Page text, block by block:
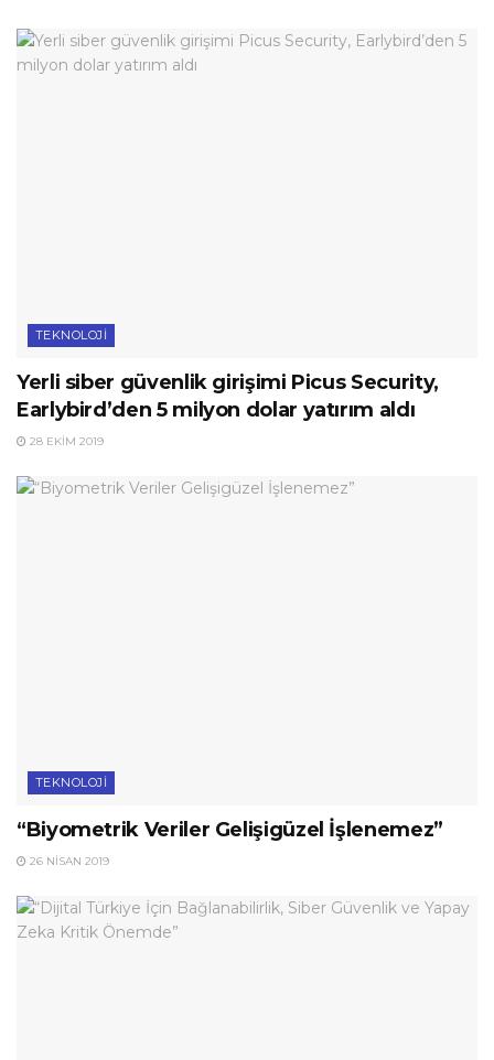
TEKNOLOJI
Yerli siber güvenlik girişimi Picus Security,
Earlybird’den 5 milyon dolar yatırım aldı
28 EKIM 2019
TEKNOLOJI
“Biyometrik Veriler Gelişigüzel İşlenemez”
26 NISAN 2019